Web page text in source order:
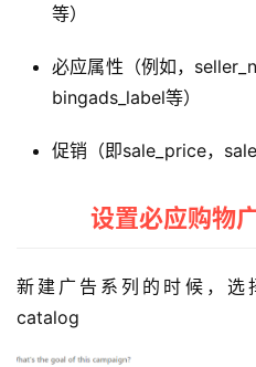
等）
必应属性（例如，
bingads_label等）
促销（即sale_price，
设置必应购物
新建广告系列的时候，选
catalog